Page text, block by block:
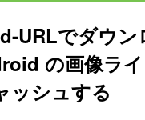
URLでダウン
の画像ラ
ッシュする